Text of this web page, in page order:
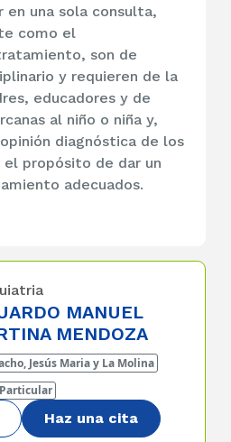
en una sola consulta,
como el
son de
y requieren de la
educadores y de
al niño o niña y,
diagnóstica de los
propósito de dar un
adecuados.
MANUEL
MENDOZA
Jesús Maria y La Molina
Haz una cita